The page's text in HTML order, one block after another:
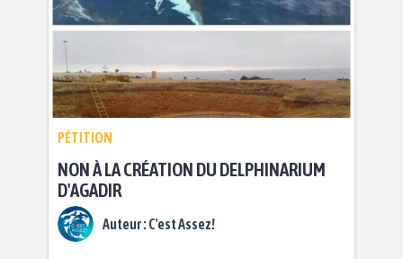
PÉTITION
NON À LA CRÉATION DU DELPHINARIUM
D'AGADIR
Auteur : C'est Assez!